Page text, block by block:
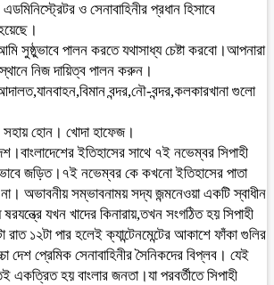
এডমিনিস্ট্রেটর ও সেনাবাহিনীর প্রধান হিসাবে
সুষ্ঠুভাবে পালন করতে যথাসাধ্য চেষ্টা করবো।আপনারা
নিজ দায়িত্ব পালন করুন।
বন্দর,নৌ-বন্দর,কলকারখানা গুলো
হোন। খোদা হাফেজ।
ইতিহাসের সাথে ৭ই নভেম্বর সিপাহী
জড়িত।৭ই নভেম্বর কে কখনো ইতিহাসের পাতা
অভাবনীয় সম্ভাবনাময় সদ্য জন্মনেওয়া একটি স্বাধীন
ষরযন্ত্রে যখন খাদের কিনারায়,তখন সংগঠিত হয় সিপাহী
১২টা পার হলেই ক্যান্টেনমেন্টের আকাশে ফাঁকা গুলির
দেশ প্রেমিক সেনাবাহিনীর সৈনিকদের বিপ্লব। যেই
একত্রিত হয় বাংলার জনতা।যা পরবর্তীতে সিপাহী